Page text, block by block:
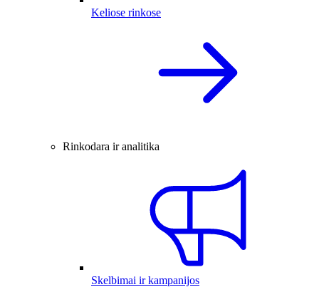
Keliose rinkose
Rinkodara ir analitika
Skelbimai ir kampanijos